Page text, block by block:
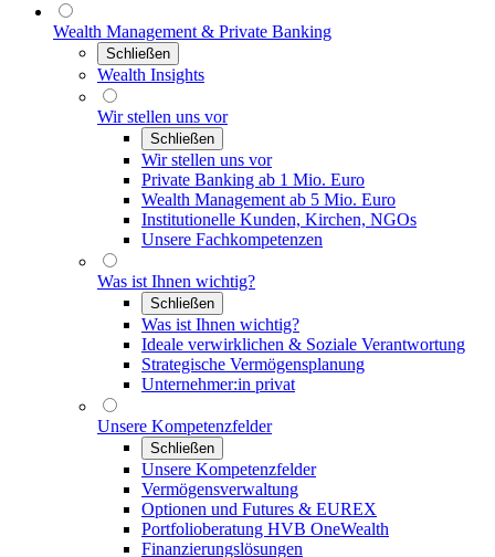
Wealth Management & Private Banking
Schließen
Wealth Insights
Wir stellen uns vor
Schließen
Wir stellen uns vor
Private Banking ab 1 Mio. Euro
Wealth Management ab 5 Mio. Euro
Institutionelle Kunden, Kirchen, NGOs
Unsere Fachkompetenzen
Was ist Ihnen wichtig?
Schließen
Was ist Ihnen wichtig?
Ideale verwirklichen & Soziale Verantwortung
Strategische Vermögensplanung
Unternehmer:in privat
Unsere Kompetenzfelder
Schließen
Unsere Kompetenzfelder
Vermögensverwaltung
Optionen und Futures & EUREX
Portfolioberatung HVB OneWealth
Finanzierungslösungen